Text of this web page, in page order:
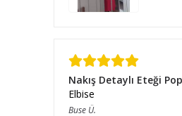
Nakış Detaylı Eteği
Elbise
Buse Ü.